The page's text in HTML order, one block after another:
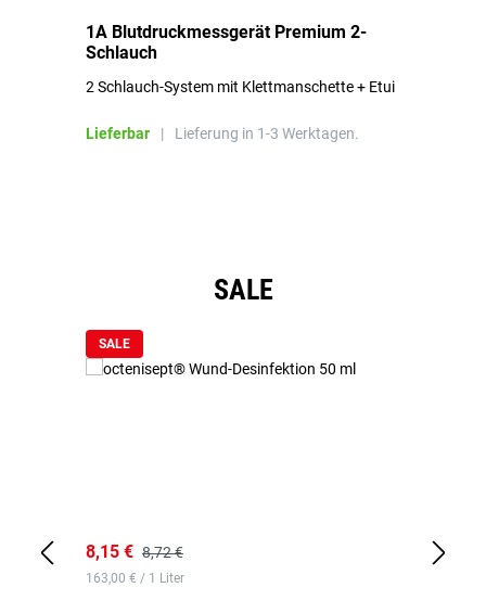
1A Blutdruckmessgerät Premium 2-
Schlauch
2 Schlauch-System mit Klettmanschette + Etui
Lieferbar | Lieferung in 1-3 Werktagen.
SALE
SALE
8,15 € 8,72 €
163,00 € / 1 Liter